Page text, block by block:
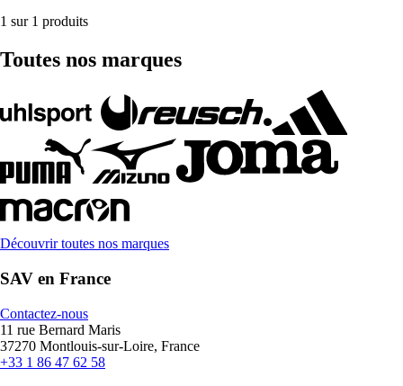
1 sur 1 produits
Toutes nos marques
Découvrir toutes nos marques
SAV en France
Contactez-nous
11 rue Bernard Maris
37270 Montlouis-sur-Loire, France
+33 1 86 47 62 58